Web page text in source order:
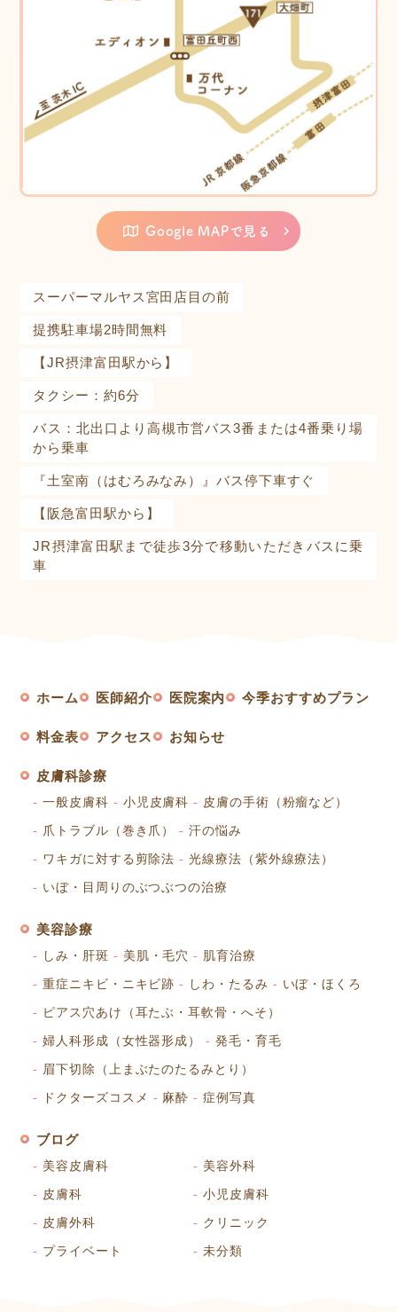
Google MAPで見る
スーパーマルヤス宮田店目の前
提携駐車場2時間無料
【JR摂津富田駅から】
タクシー：約6分
バス：北出口より高槻市営バス3番または4番乗り場
から乗車
『土室南（はむろみなみ）』バス停下車すぐ
【阪急富田駅から】
JR摂津富田駅まで徒歩3分で移動いただきバスに乗
車
ホーム 医師紹介 医院案内 今季おすすめプラン
料金表 アクセス お知らせ
皮膚科診療
一般皮膚科 小児皮膚科 皮膚の手術（粉瘤など）
爪トラブル（巻き爪） 汗の悩み
ワキガに対する剪除法 光線療法（紫外線療法）
いぼ・目周りのぶつぶつの治療
美容診療
しみ・肝斑 美肌・毛穴 肌育治療
重症ニキビ・ニキビ跡 しわ・たるみ いぼ・ほくろ
ピアス穴あけ（耳たぶ・耳軟骨・へそ）
婦人科形成（女性器形成） 発毛・育毛
眉下切除（上まぶたのたるみとり）
ドクターズコスメ 麻酔 症例写真
ブログ
美容皮膚科 美容外科
皮膚科 小児皮膚科
皮膚外科 クリニック
プライベート 未分類